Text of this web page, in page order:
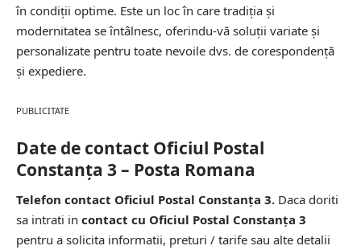
în condiții optime. Este un loc în care tradiția și
modernitatea se întâlnesc, oferindu-vă soluții variate și
personalizate pentru toate nevoile dvs. de corespondență
și expediere.
PUBLICITATE
Date de contact Oficiul Postal
Constanţa 3 – Posta Romana
Telefon contact Oficiul Postal Constanţa 3. Daca doriti
sa intrati in contact cu Oficiul Postal Constanţa 3
pentru a solicita informatii, preturi / tarife sau alte detalii